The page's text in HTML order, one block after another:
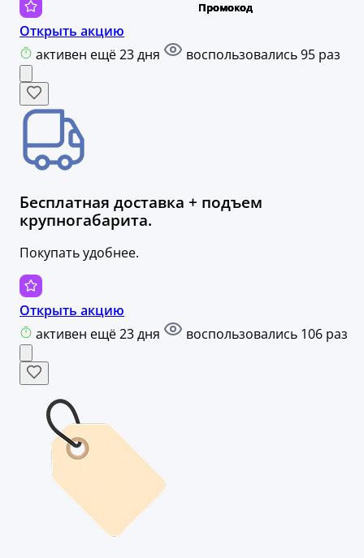
Открыть акцию
активен ещё 23 дня
воспользовались 95 раз
Бесплатная доставка + подъем
крупногабарита.
Покупать удобнее.
Открыть акцию
активен ещё 23 дня
воспользовались 106 раз